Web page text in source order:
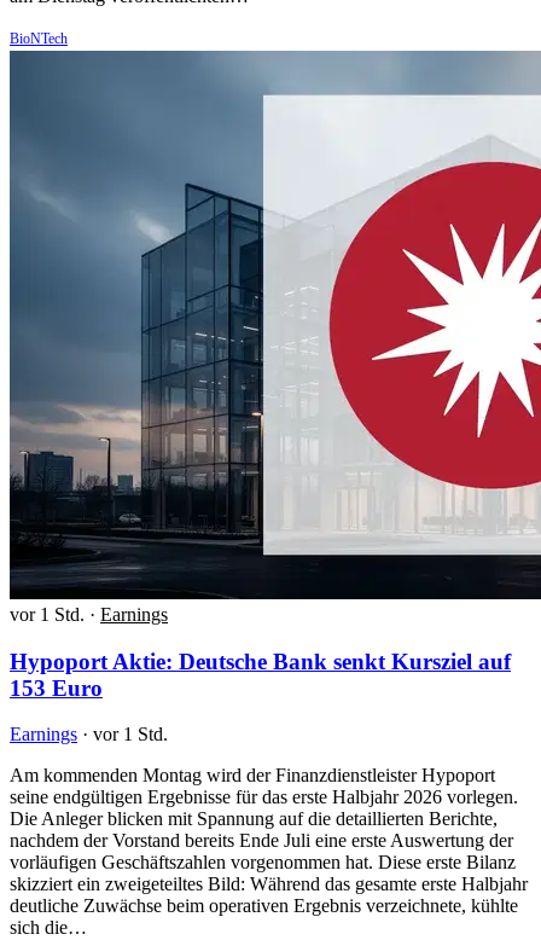
BioNTech
vor 1 Std. · Earnings
Hypoport Aktie: Deutsche Bank senkt Kursziel auf
153 Euro
Earnings · vor 1 Std.
Am kommenden Montag wird der Finanzdienstleister Hypoport
seine endgültigen Ergebnisse für das erste Halbjahr 2026 vorlegen.
Die Anleger blicken mit Spannung auf die detaillierten Berichte,
nachdem der Vorstand bereits Ende Juli eine erste Auswertung der
vorläufigen Geschäftszahlen vorgenommen hat. Diese erste Bilanz
skizziert ein zweigeteiltes Bild: Während das gesamte erste Halbjahr
deutliche Zuwächse beim operativen Ergebnis verzeichnete, kühlte
sich die…